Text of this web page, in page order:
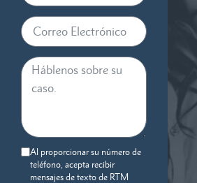
Al proporcionar su número de
teléfono, acepta recibir
mensajes de texto de RTM